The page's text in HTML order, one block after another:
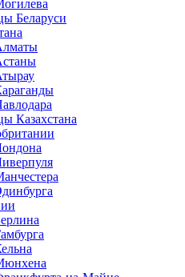
Беларуси
Казахстана